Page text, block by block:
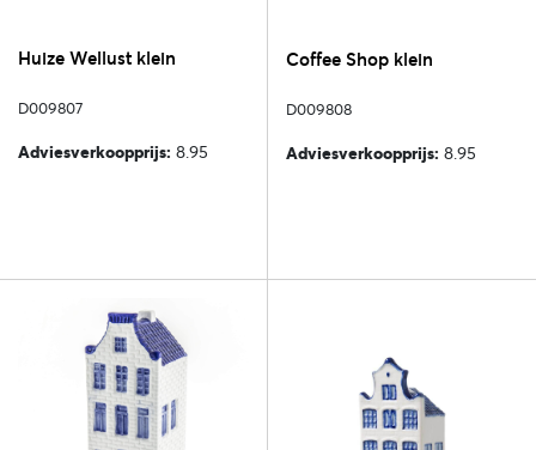
Huize Wellust klein
D009807
Adviesverkoopprijs: 8.95
Coffee Shop klein
D009808
Adviesverkoopprijs: 8.95